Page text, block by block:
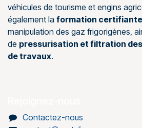
véhicules de tourisme et engins
également la formation
manipulation des gaz frigorigènes,
de pressurisation et filtration des
de travaux.
Contactez-nous